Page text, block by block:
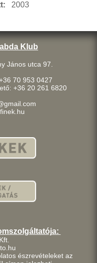
2003
Klub
János utca 97.
70 953 0427
+36 20 261 6820
észrevételeket az